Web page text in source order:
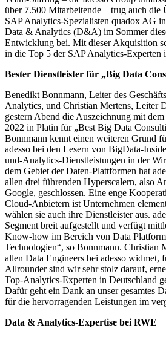
über 7.500 Mitarbeitende – trug auch die
SAP Analytics-Spezialisten quadox AG
Data & Analytics (D&A) im Sommer
Entwicklung bei. Mit dieser Akquisition
in die Top 5 der SAP Analytics-Experten
Bester Dienstleister für „Big Data
Benedikt Bonnmann, Leiter des
Analytics, und Christian Mertens, Leiter
gestern Abend die Auszeichnung mit
2022 in Platin für „Best Big Data
Bonnmann kennt einen weiteren Grund
adesso bei den Lesern von BigData-
und-Analytics-Dienstleistungen in der
dem Gebiet der Daten-Plattformen hat
allen drei führenden Hyperscalern, also
Google, geschlossen. Eine enge
Cloud-Anbietern ist Unternehmen
wählen sie auch ihre Dienstleister aus.
Segment breit aufgestellt und verfügt
Know-how im Bereich von Data
Technologien“, so Bonnmann. Christian
allen Data Engineers bei adesso widmet,
Allrounder sind wir sehr stolz darauf,
Top-Analytics-Experten in Deutschland
Dafür geht ein Dank an unser gesamtes
für die hervorragenden Leistungen im
Data & Analytics-Expertise bei RWE